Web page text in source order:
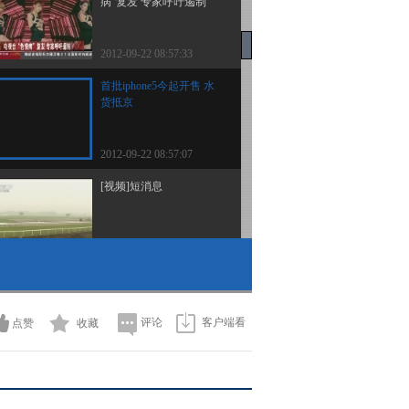
2012-09-22 08:57:33
首批iphone5今起开售 水
货抵京
2012-09-22 08:57:07
[视频]短消息
2012-09-22 08:50:09
[视频]上海：“金九”成色
点赞 收藏 评论 客户端看